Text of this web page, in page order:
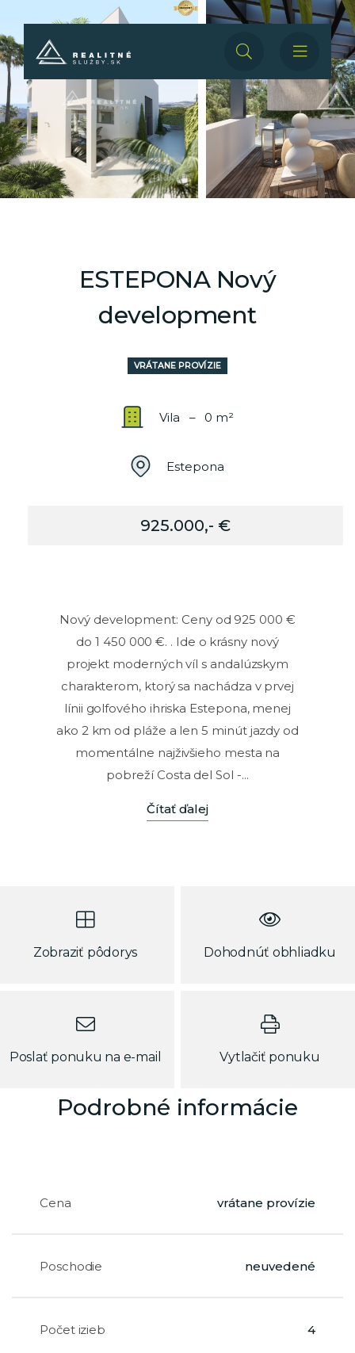
ESTEPONA Nový
development
VRÁTANE PROVÍZIE
Vila – 0 m²
Estepona
925.000,- €
Nový development: Ceny od 925 000 €
do 1 450 000 €. . Ide o krásny nový
projekt moderných víl s andalúzskym
charakterom, ktorý sa nachádza v prvej
línii golfového ihriska Estepona, menej
ako 2 km od pláže a len 5 minút jazdy od
momentálne najživšieho mesta na
pobreží Costa del Sol -...
Čítať ďalej
Zobraziť pôdorys Dohodnúť obhliadku
Poslať ponuku na e-mail Vytlačiť ponuku
Podrobné informácie
Cena vrátane provízie
Poschodie neuvedené
Počet izieb 4